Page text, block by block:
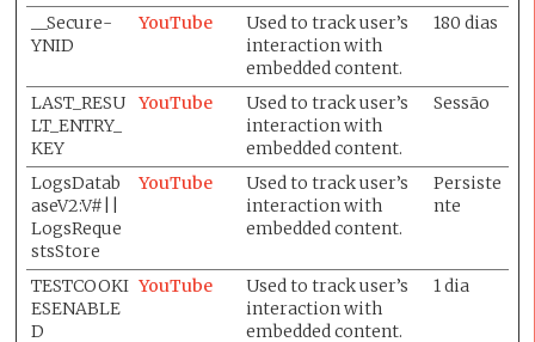
__Secure-
YNID
YouTube
Used to track user’s
interaction with
embedded content.
180 dias
LAST_RESU
LT_ENTRY_
KEY
YouTube
Used to track user’s
interaction with
embedded content.
Sessão
LogsDatab
aseV2:V#||
LogsReque
stsStore
YouTube
Used to track user’s
interaction with
embedded content.
Persiste
nte
TESTCOOKI
ESENABLE
D
YouTube
Used to track user’s
interaction with
embedded content.
1 dia